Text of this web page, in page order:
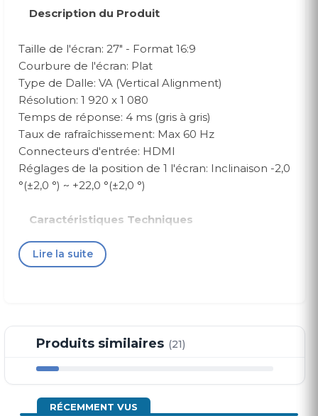
Description du Produit
Taille de l'écran: 27" - Format 16:9
Courbure de l'écran: Plat
Type de Dalle: VA (Vertical Alignment)
Résolution: 1 920 x 1 080
Temps de réponse: 4 ms (gris à gris)
Taux de rafraîchissement: Max 60 Hz
Connecteurs d'entrée: HDMI
Réglages de la position de 1 l'écran: Inclinaison -2,0
°(±2,0 °) ~ +22,0 °(±2,0 °)
Caractéristiques Techniques
Taille de l'écran (diagonale) 27"
Type de dalle VA (Vertical Alignment)
Taux de rafraîchissement Max 60 Hz
Format de l'image 16:9
Connectivité 2x HDMI 1.2 , 2 USB HUB
Réglages de la position de l'écran
Lire la suite
Produits similaires (21)
RÉCEMMENT VUS